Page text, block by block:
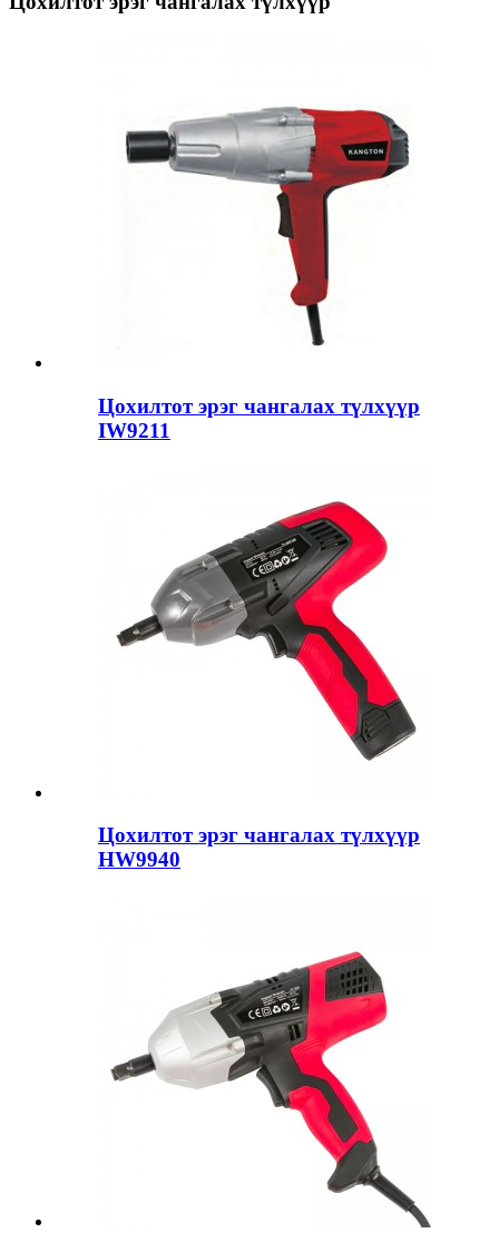
Цохилтот эрэг чангалах түлхүүр
IW9211
Цохилтот эрэг чангалах түлхүүр
HW9940